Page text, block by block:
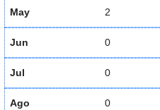
May 2
Jun 0
Jul 0
Ago 0